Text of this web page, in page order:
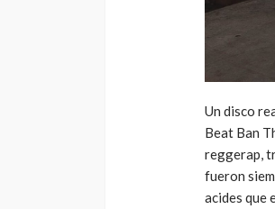
Un disco
Beat Ban
reggerap,
fueron
acides que